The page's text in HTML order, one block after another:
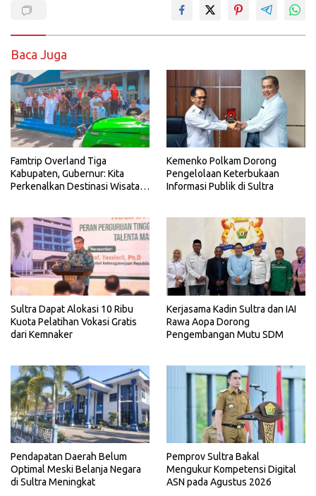
Baca Juga
Famtrip Overland Tiga
Kabupaten, Gubernur: Kita
Perkenalkan Destinasi Wisata
Kemenko Polkam Dorong
Pengelolaan Keterbukaan
Informasi Publik di Sultra
Sultra Dapat Alokasi 10 Ribu
Kuota Pelatihan Vokasi Gratis
dari Kemnaker
Kerjasama Kadin Sultra dan IAI
Rawa Aopa Dorong
Pengembangan Mutu SDM
Pendapatan Daerah Belum
Optimal Meski Belanja Negara
di Sultra Meningkat
Pemprov Sultra Bakal
Mengukur Kompetensi Digital
ASN pada Agustus 2026